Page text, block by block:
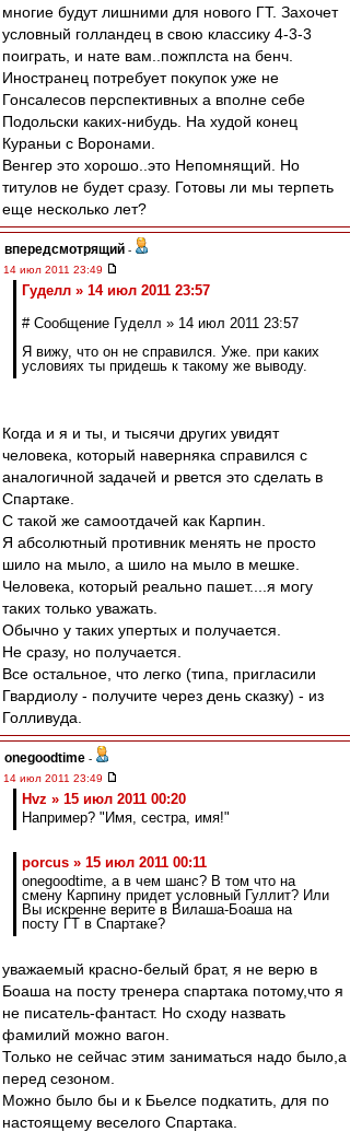
многие будут лишними для нового ГТ. Захочет
условный голландец в свою классику 4-3-3
поиграть, и нате вам..пожплста на бенч.
Иностранец потребует покупок уже не
Гонсалесов перспективных а вполне себе
Подольски каких-нибудь. На худой конец
Кураньи с Воронами.
Венгер это хорошо..это Непомнящий. Но
титулов не будет сразу. Готовы ли мы терпеть
еще несколько лет?
впередсмотрящий -
14 июл 2011 23:49
Гуделл » 14 июл 2011 23:57
# Сообщение Гуделл » 14 июл 2011 23:57
Я вижу, что он не справился. Уже. при каких
условиях ты придешь к такому же выводу.
Когда и я и ты, и тысячи других увидят
человека, который наверняка справился с
аналогичной задачей и рвется это сделать в
Спартаке.
С такой же самоотдачей как Карпин.
Я абсолютный противник менять не просто
шило на мыло, а шило на мыло в мешке.
Человека, который реально пашет....я могу
таких только уважать.
Обычно у таких упертых и получается.
Не сразу, но получается.
Все остальное, что легко (типа, пригласили
Гвардиолу - получите через день сказку) - из
Голливуда.
onegoodtime -
14 июл 2011 23:49
Hvz » 15 июл 2011 00:20
Например? "Имя, сестра, имя!"
porcus » 15 июл 2011 00:11
onegoodtime, а в чем шанс? В том что на
смену Карпину придет условный Гуллит? Или
Вы искренне верите в Вилаша-Боаша на
посту ГТ в Спартаке?
уважаемый красно-белый брат, я не верю в
Боаша на посту тренера спартака потому,что я
не писатель-фантаст. Но сходу назвать
фамилий можно вагон.
Только не сейчас этим заниматься надо было,а
перед сезоном.
Можно было бы и к Бьелсе подкатить, для по
настоящему веселого Спартака.